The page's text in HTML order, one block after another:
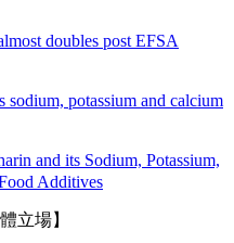
doubles post EFSA
sodium, potassium and calcium
and its Sodium, Potassium,
Additives
立場】